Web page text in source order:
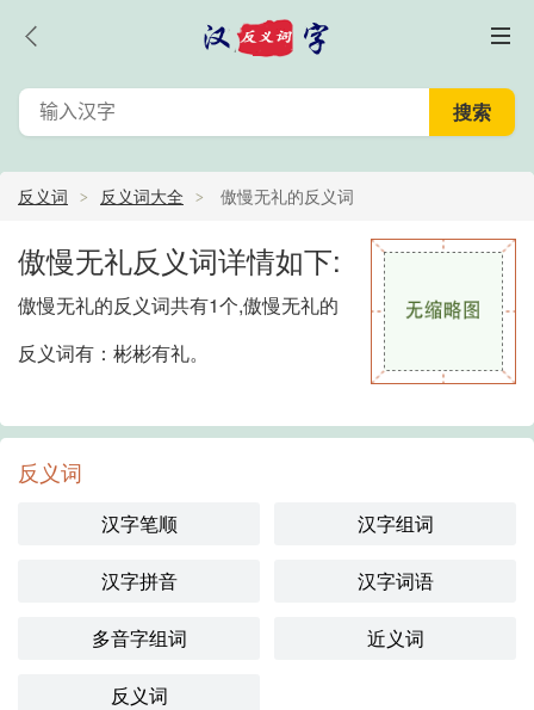
反义词 反义词大全 傲慢无礼的反义词
傲慢无礼反义词详情如下:
傲慢无礼的反义词共有1个,傲慢无礼的
反义词有：彬彬有礼。
反义词
汉字笔顺 汉字组词
汉字拼音 汉字词语
多音字组词 近义词
反义词